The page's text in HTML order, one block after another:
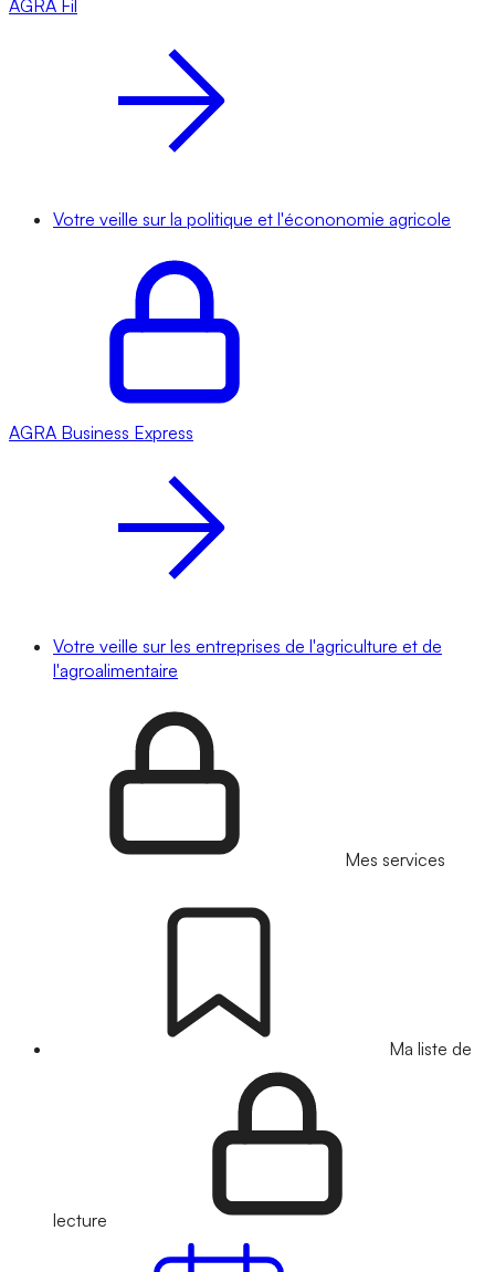
AGRA Fil
Votre veille sur la politique et l'écononomie agricole
AGRA Business Express
Votre veille sur les entreprises de l'agriculture et de
l'agroalimentaire
Mes services
Ma liste de
lecture